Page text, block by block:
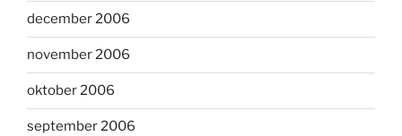
december 2006
november 2006
oktober 2006
september 2006